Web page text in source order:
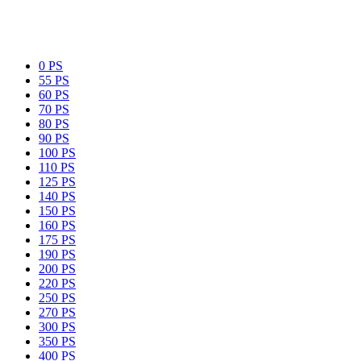
0 PS
55 PS
60 PS
70 PS
80 PS
90 PS
100 PS
110 PS
125 PS
140 PS
150 PS
160 PS
175 PS
190 PS
200 PS
220 PS
250 PS
270 PS
300 PS
350 PS
400 PS